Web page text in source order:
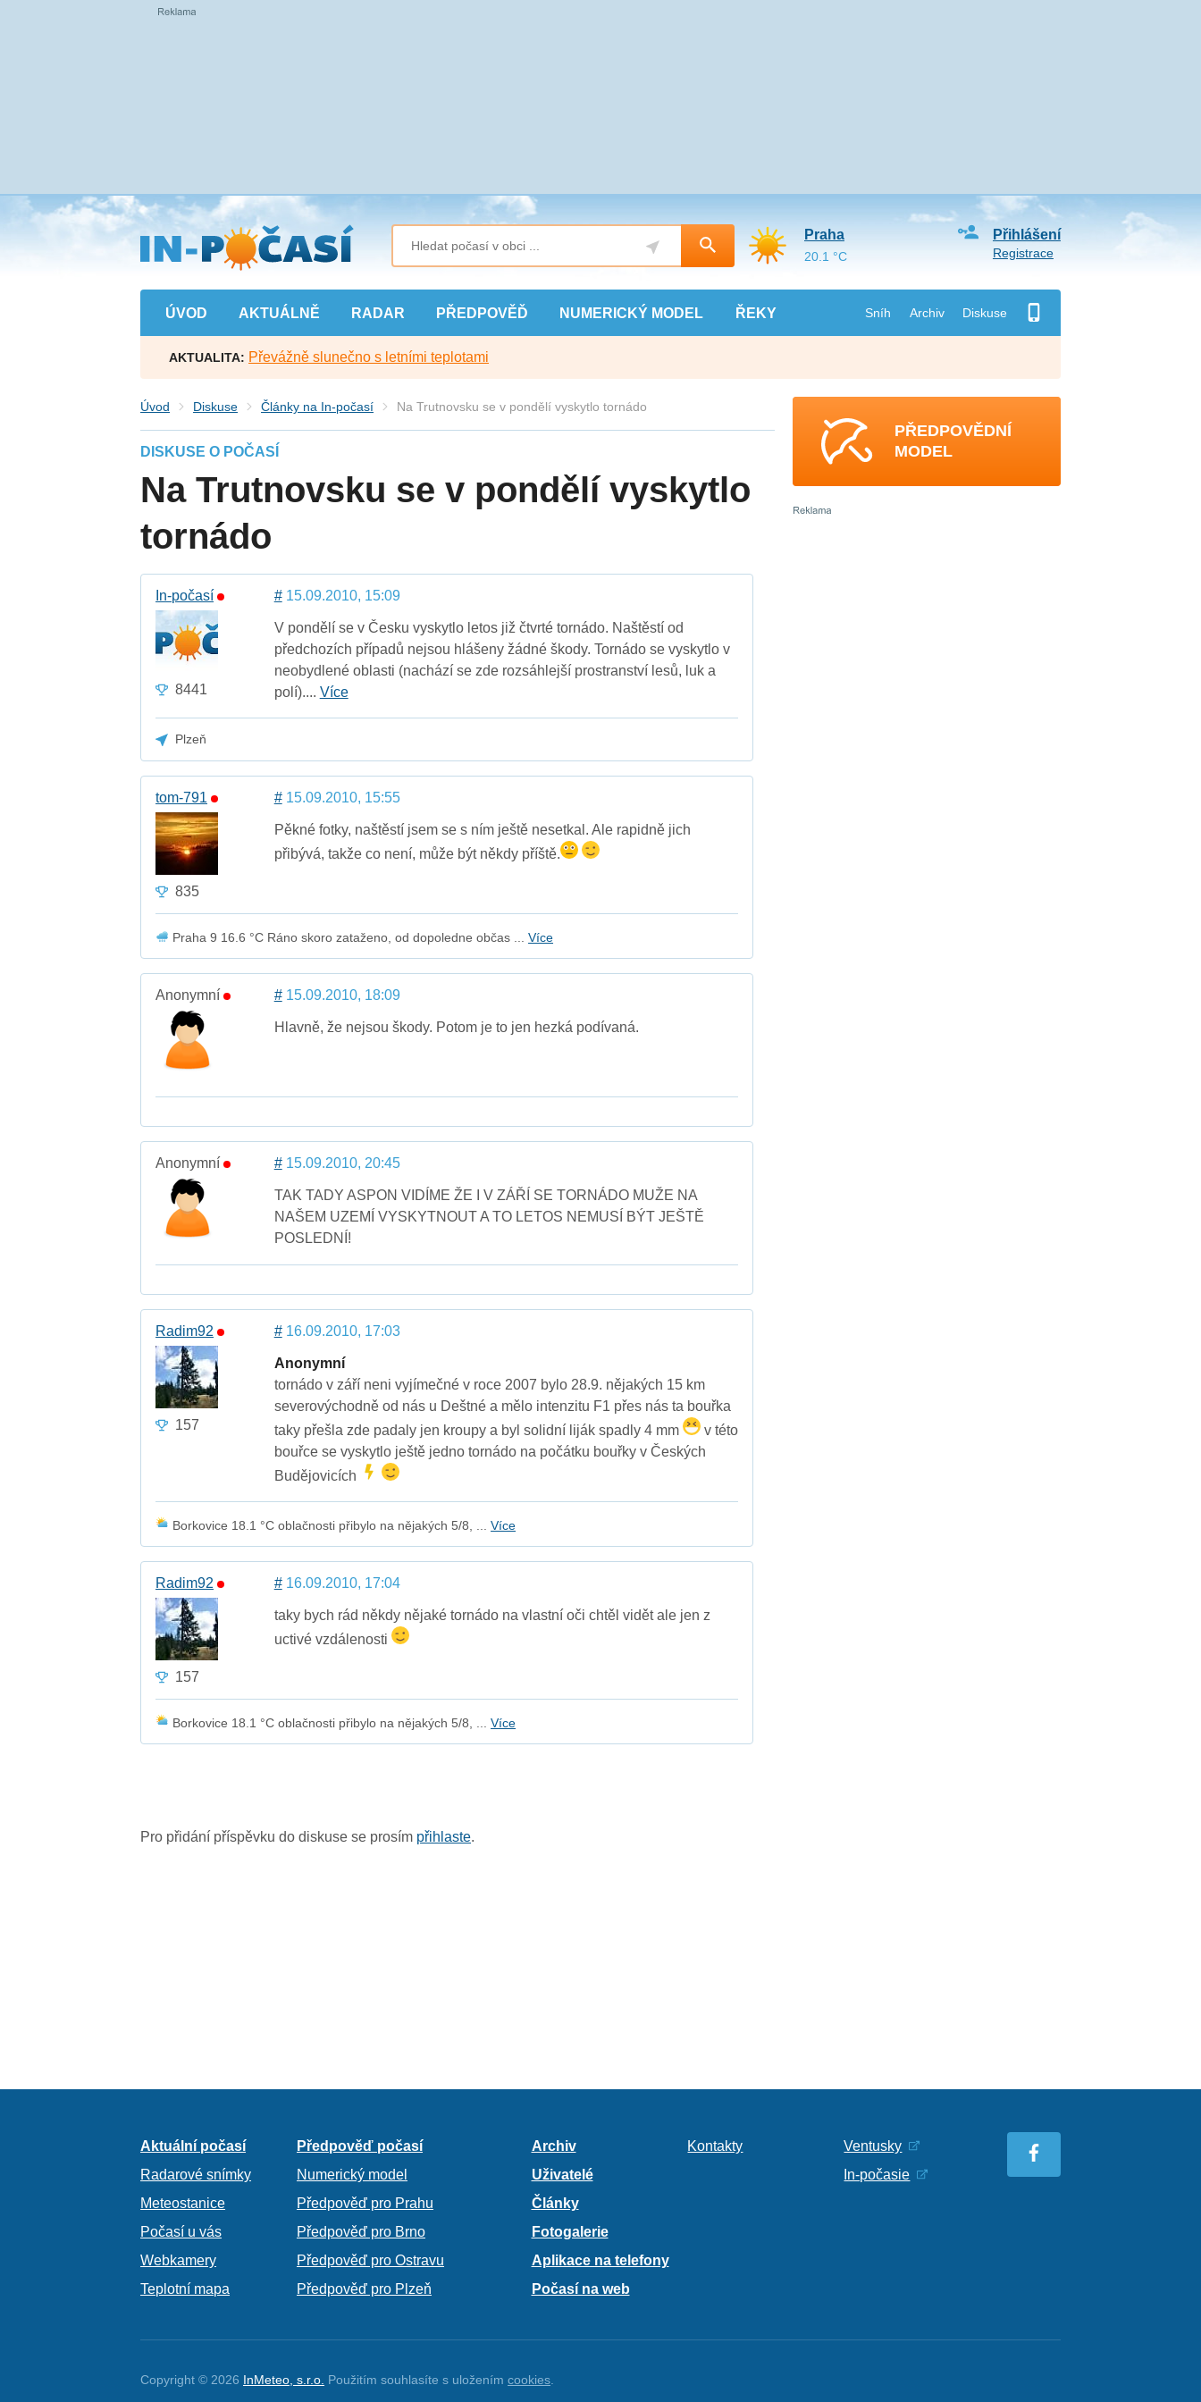
Přejít
na
hlavní
obsah
ÚVOD AKTUÁLNĚ RADAR PŘEDPOVĚĎ NUMERICKÝ MODEL ŘEKY Sníh Archiv Diskuse
Přihlášení
Registrace
Praha
20.1 °C
AKTUALITA: Převážně slunečno s letními teplotami
Úvod Diskuse Články na In-počasí Na Trutnovsku se v pondělí vyskytlo tornádo
DISKUSE O POČASÍ
Na Trutnovsku se v pondělí vyskytlo
tornádo
In-počasí
8441
#15.09.2010, 15:09
V pondělí se v Česku vyskytlo letos již čtvrté tornádo. Naštěstí od
předchozích případů nejsou hlášeny žádné škody. Tornádo se vyskytlo v
neobydlené oblasti (nachází se zde rozsáhlejší prostranství lesů, luk a
polí).... Více
Plzeň
tom-791
835
#15.09.2010, 15:55
Pěkné fotky, naštěstí jsem se s ním ještě nesetkal. Ale rapidně jich
přibývá, takže co není, může být někdy příště.
Praha 9 16.6 °C Ráno skoro zataženo, od dopoledne občas ...Více
Anonymní #15.09.2010, 18:09
Hlavně, že nejsou škody. Potom je to jen hezká podívaná.
Anonymní #15.09.2010, 20:45
TAK TADY ASPON VIDÍME ŽE I V ZÁŘÍ SE TORNÁDO MUŽE NA
NAŠEM UZEMÍ VYSKYTNOUT A TO LETOS NEMUSÍ BÝT JEŠTĚ
POSLEDNÍ!
Radim92
157
#16.09.2010, 17:03
Anonymní
tornádo v září neni vyjímečné v roce 2007 bylo 28.9. nějakých 15 km
severovýchodně od nás u Deštné a mělo intenzitu F1 přes nás ta bouřka
taky přešla zde padaly jen kroupy a byl solidní liják spadly 4 mm
v této
bouřce se vyskytlo ještě jedno tornádo na počátku bouřky v Českých
Budějovicích
Borkovice 18.1 °C oblačnosti přibylo na nějakých 5/8, ...Více
Radim92
157
#16.09.2010, 17:04
taky bych rád někdy nějaké tornádo na vlastní oči chtěl vidět ale jen z
uctivé vzdálenosti
Borkovice 18.1 °C oblačnosti přibylo na nějakých 5/8, ...Více
Pro přidání příspěvku do diskuse se prosím přihlaste.
PŘEDPOVĚDNÍ
MODEL
Aktuální počasí
Radarové snímky
Meteostanice
Počasí u vás
Webkamery
Teplotní mapa
Předpověď počasí
Numerický model
Předpověď pro Prahu
Předpověď pro Brno
Předpověď pro Ostravu
Předpověď pro Plzeň
Archiv
Uživatelé
Články
Fotogalerie
Aplikace na telefony
Počasí na web
Kontakty
Ventusky
In-počasie
Copyright © 2026 InMeteo, s.r.o. Použitím souhlasíte s uloženímcookies.